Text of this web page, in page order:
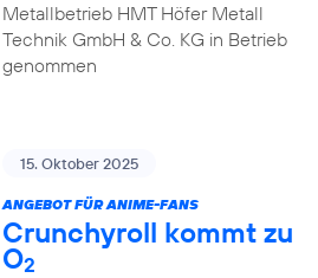
Metallbetrieb HMT Höfer Metall
Technik GmbH & Co. KG in Betrieb
genommen
15. Oktober 2025
ANGEBOT FÜR ANIME-FANS
Crunchyroll kommt zu
O2